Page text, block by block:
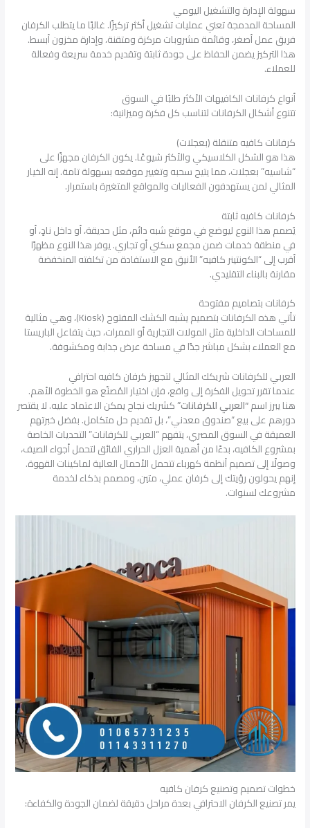
سهولة الإدارة والتشغيل اليومي
المساحة المدمجة تعني عمليات تشغيل أكثر تركيزًا. غالبًا ما يتطلب الكرفان
فريق عمل أصغر، وقائمة مشروبات مركزة ومتقنة، وإدارة مخزون أبسط.
هذا التركيز يضمن الحفاظ على جودة ثابتة وتقديم خدمة سريعة وفعالة
للعملاء.
أنواع كرفانات الكافيهات الأكثر طلبًا في السوق
تتنوع أشكال الكرفانات لتناسب كل فكرة وميزانية:
كرفانات كافيه متنقلة (بعجلات)
هذا هو الشكل الكلاسيكي والأكثر شيوعًا. يكون الكرفان مجهزًا على
“شاسيه” بعجلات، مما يتيح سحبه وتغيير موقعه بسهولة تامة. إنه الخيار
المثالي لمن يستهدفون الفعاليات والمواقع المتغيرة باستمرار.
كرفانات كافيه ثابتة
يُصمم هذا النوع ليوضع في موقع شبه دائم، مثل حديقة، أو داخل نادٍ، أو
في منطقة خدمات ضمن مجمع سكني أو تجاري. يوفر هذا النوع مظهرًا
أقرب إلى “الكونتينر كافيه” الأنيق مع الاستفادة من تكلفته المنخفضة
مقارنة بالبناء التقليدي.
كرفانات بتصاميم مفتوحة
تأتي هذه الكرفانات بتصميم يشبه الكشك المفتوح (Kiosk)، وهي مثالية
للمساحات الداخلية مثل المولات التجارية أو الممرات، حيث يتفاعل الباريستا
مع العملاء بشكل مباشر جدًا في مساحة عرض جذابة ومكشوفة.
العربي للكرفانات شريكك المثالي لتجهيز كرفان كافيه احترافي
عندما تقرر تحويل الفكرة إلى واقع، فإن اختيار المُصنّع هو الخطوة الأهم.
هنا يبرز اسم“العربي للكرفانات”كشريك نجاح يمكن الاعتماد عليه. لا يقتصر
دورهم على بيع “صندوق معدني”، بل تقديم حل متكامل. بفضل خبرتهم
العميقة في السوق المصري، يتفهم “العربي للكرفانات” التحديات الخاصة
بمشروع الكافيه، بدءًا من أهمية العزل الحراري الفائق لتحمل أجواء الصيف،
وصولًا إلى تصميم أنظمة كهرباء تتحمل الأحمال العالية لماكينات القهوة.
إنهم يحولون رؤيتك إلى كرفان عملي، متين، ومصمم بذكاء لخدمة
مشروعك لسنوات.
خطوات تصميم وتصنيع كرفان كافيه
يمر تصنيع الكرفان الاحترافي بعدة مراحل دقيقة لضمان الجودة والكفاءة: